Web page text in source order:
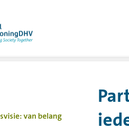
Gouda
op
voor het inklappen en
van belang